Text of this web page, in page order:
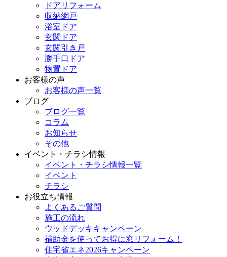
ドアリフォーム
収納網戸
浴室ドア
玄関ドア
玄関引き戸
勝手口ドア
物置ドア
お客様の声
お客様の声一覧
ブログ
ブログ一覧
コラム
お知らせ
その他
イベント・チラシ情報
イベント・チラシ情報一覧
イベント
チラシ
お役立ち情報
よくあるご質問
施工の流れ
ウッドデッキキャンペーン
補助金を使ってお得に窓リフォーム！
住宅省エネ2026キャンペーン